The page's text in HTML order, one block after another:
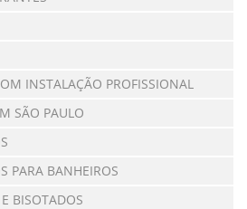
INSTALAÇÃO PROFISSIONAL
SÃO PAULO
PARA BANHEIROS
BISOTADOS